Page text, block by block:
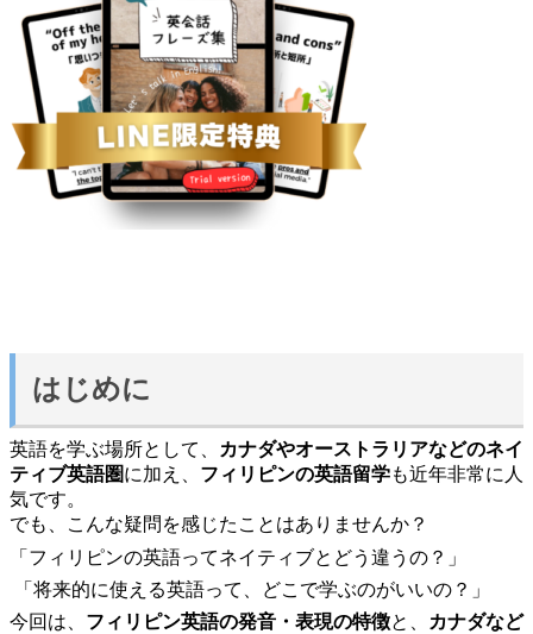
はじめに
英語を学ぶ場所として、
カナダやオーストラリアなどのネイ
ティブ英語圏に加え、 フィリピンの英語留学も近年非常に人
気です。
でも、こんな疑問を感じたことはありませんか？
「フィリピンの英語ってネイティブとどう違うの？」
「将来的に使える英語って、どこで学ぶのがいいの？」
今回は、 フィリピン英語の発音・表現の特徴と、 カナダなど